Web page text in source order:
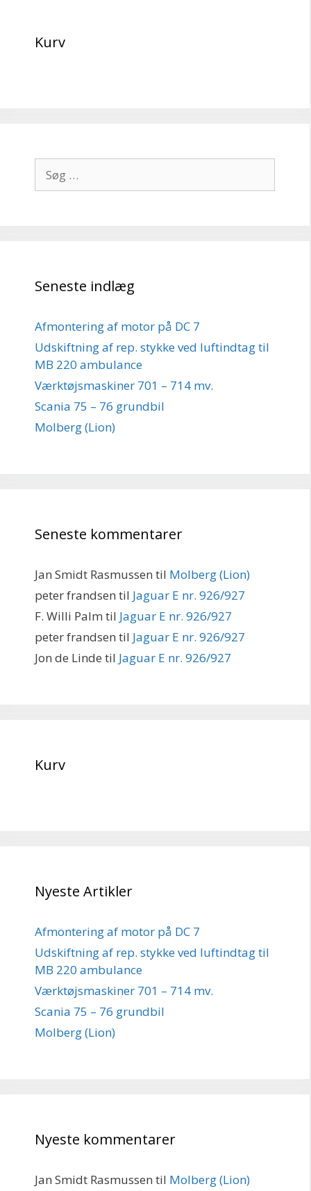
Kurv
efter:
Seneste indlæg
Afmontering af motor på DC 7
Udskiftning af rep. stykke ved luftindtag til
MB 220 ambulance
Værktøjsmaskiner 701 – 714 mv.
Scania 75 – 76 grundbil
Molberg (Lion)
Seneste kommentarer
Jan Smidt Rasmussen til Molberg (Lion)
peter frandsen til Jaguar E nr. 926/927
F. Willi Palm til Jaguar E nr. 926/927
peter frandsen til Jaguar E nr. 926/927
Jon de Linde til Jaguar E nr. 926/927
Kurv
Nyeste Artikler
Afmontering af motor på DC 7
Udskiftning af rep. stykke ved luftindtag til
MB 220 ambulance
Værktøjsmaskiner 701 – 714 mv.
Scania 75 – 76 grundbil
Molberg (Lion)
Nyeste kommentarer
Jan Smidt Rasmussen til Molberg (Lion)